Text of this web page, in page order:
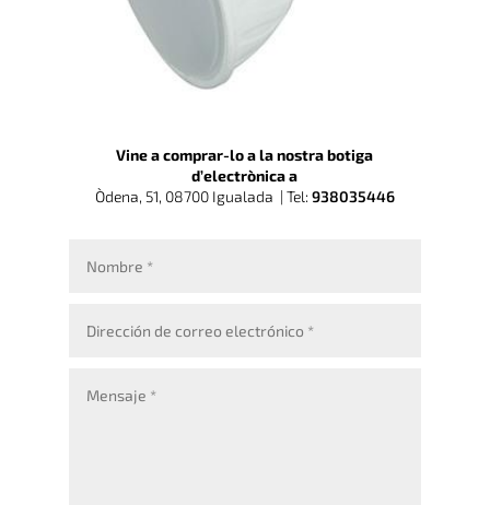
Vine a comprar-lo a la nostra botiga
d’electrònica a
Òdena, 51, 08700 Igualada | Tel: 938035446